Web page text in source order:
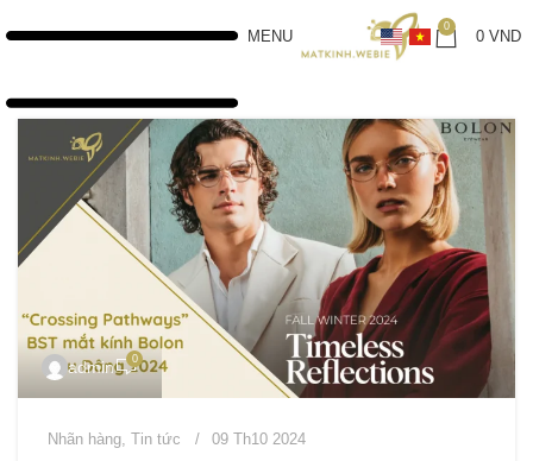
MENU
0
0 VND
admin 0
Nhãn hàng, Tin tức 09 Th10 2024